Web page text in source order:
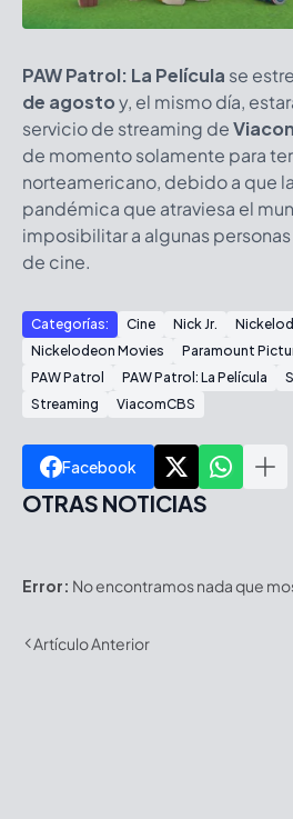
PAW Patrol: La Película se
de agostoy, el mismo día,
servicio de streaming de
de momento solamente para
norteamericano, debido a que
pandémica que atraviesa el
imposibilitar a algunas
de cine.
Categorías: Cine Nick Jr.
Nickelodeon Movies
Paramount
PAW Patrol
PAW Patrol: La Película
Streaming
ViacomCBS
Facebook
OTRAS NOTICIAS
Error: No encontramos nada que
Artículo Anterior